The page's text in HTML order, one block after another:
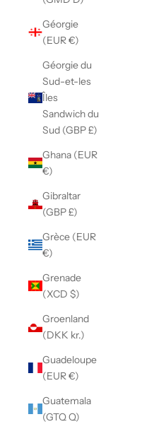
Géorgie
(EUR €)
Géorgie du
Sud-et-les
Îles
Sandwich du
Sud (GBP £)
Ghana (EUR
€)
Gibraltar
(GBP £)
Grèce (EUR
€)
Grenade
(XCD $)
Groenland
(DKK kr.)
Guadeloupe
(EUR €)
Guatemala
(GTQ Q)